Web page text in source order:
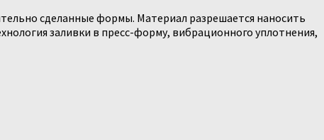
сделанные формы. Материал разрешается наносить
заливки в пресс-форму, вибрационного уплотнения,